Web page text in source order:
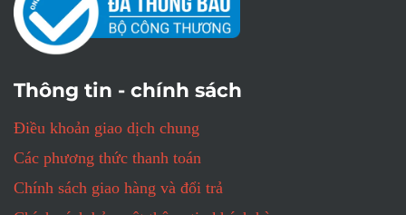
Thông tin - chính sách
Điều khoản giao dịch chung
Các phương thức thanh toán
Chính sách giao hàng và đổi trả